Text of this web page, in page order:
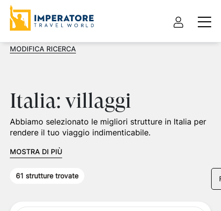
MODIFICA RICERCA
Italia: villaggi
Abbiamo selezionato le migliori strutture in Italia per
rendere il tuo viaggio indimenticabile.
MOSTRA DI PIÙ
61 strutture trovate